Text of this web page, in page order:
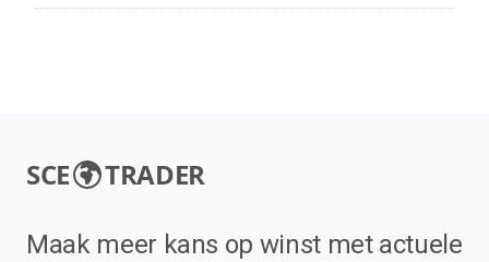
SCE TRADER
Maak meer kans op winst met actuele